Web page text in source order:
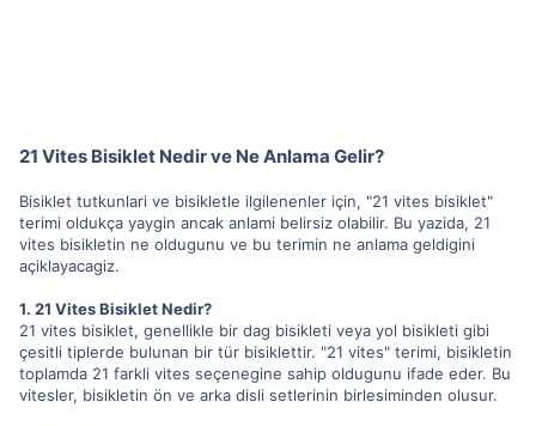
21 Vites Bisiklet Nedir ve Ne Anlama Gelir?
Bisiklet tutkunlari ve bisikletle ilgilenenler için, "21 vites bisiklet"
terimi oldukça yaygin ancak anlami belirsiz olabilir. Bu yazida, 21
vites bisikletin ne oldugunu ve bu terimin ne anlama geldigini
açiklayacagiz.
1. 21 Vites Bisiklet Nedir?
21 vites bisiklet, genellikle bir dag bisikleti veya yol bisikleti gibi
çesitli tiplerde bulunan bir tür bisiklettir. "21 vites" terimi, bisikletin
toplamda 21 farkli vites seçenegine sahip oldugunu ifade eder. Bu
vitesler, bisikletin ön ve arka disli setlerinin birlesiminden olusur.